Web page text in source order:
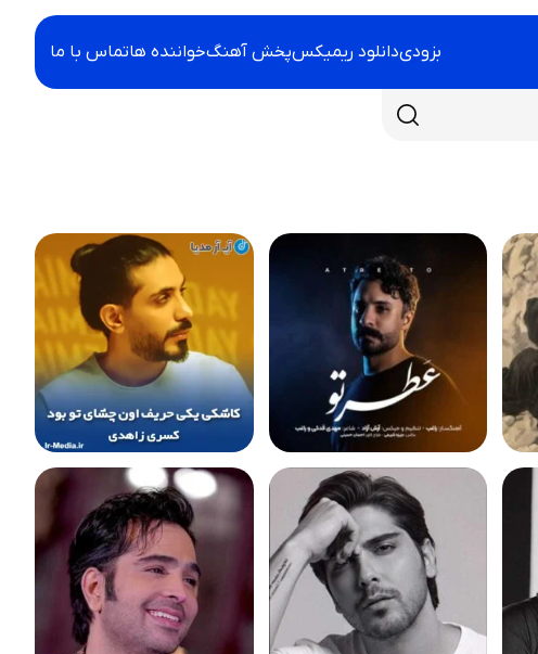
بزودیدانلود ریمیکسپخش آهنگخواننده هاتماس با ما